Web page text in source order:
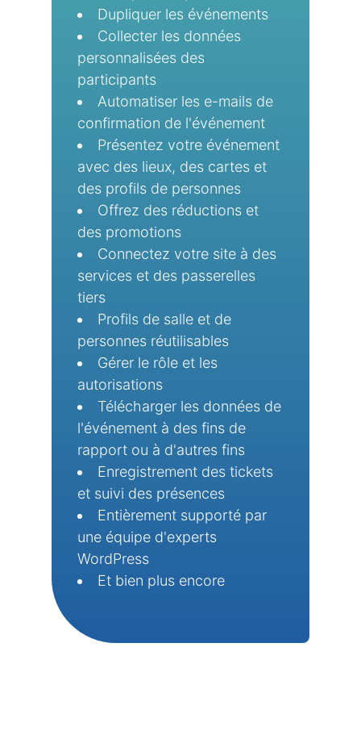
Dupliquer les événements
Collecter les données
personnalisées des
participants
Automatiser les e-mails de
confirmation de l'événement
Présentez votre événement
avec des lieux, des cartes et
des profils de personnes
Offrez des réductions et
des promotions
Connectez votre site à des
services et des passerelles
tiers
Profils de salle et de
personnes réutilisables
Gérer le rôle et les
autorisations
Télécharger les données de
l'événement à des fins de
rapport ou à d'autres fins
Enregistrement des tickets
et suivi des présences
Entièrement supporté par
une équipe d'experts
WordPress
Et bien plus encore